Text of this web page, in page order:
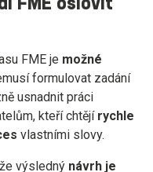
FME oslovit
FME je možné
formulovat zadání
usnadnit práci
kteří chtějí rychle
vlastními slovy.
výsledný návrh je